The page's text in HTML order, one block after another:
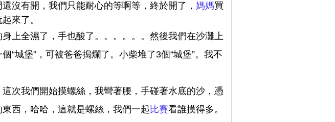
沒有開，我們只能耐心的等啊等，終於開了， 媽媽買
來了。
上全濕了，手也酸了。。。。。。然後我們在沙灘上
“城堡”，可被爸爸搗爛了。小柴堆了3個“城堡”。我不
次我們開始摸螺絲，我彎著腰，手碰著水底的沙，憑
西，哈哈，這就是螺絲，我們一起 比賽看誰摸得多。